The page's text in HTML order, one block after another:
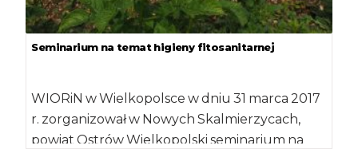
Seminarium na temat higieny fitosanitarnej
WIORiN w Wielkopolsce w dniu 31 marca 2017
r. zorganizował w Nowych Skalmierzycach,
powiat Ostrów Wielkopolski seminarium na